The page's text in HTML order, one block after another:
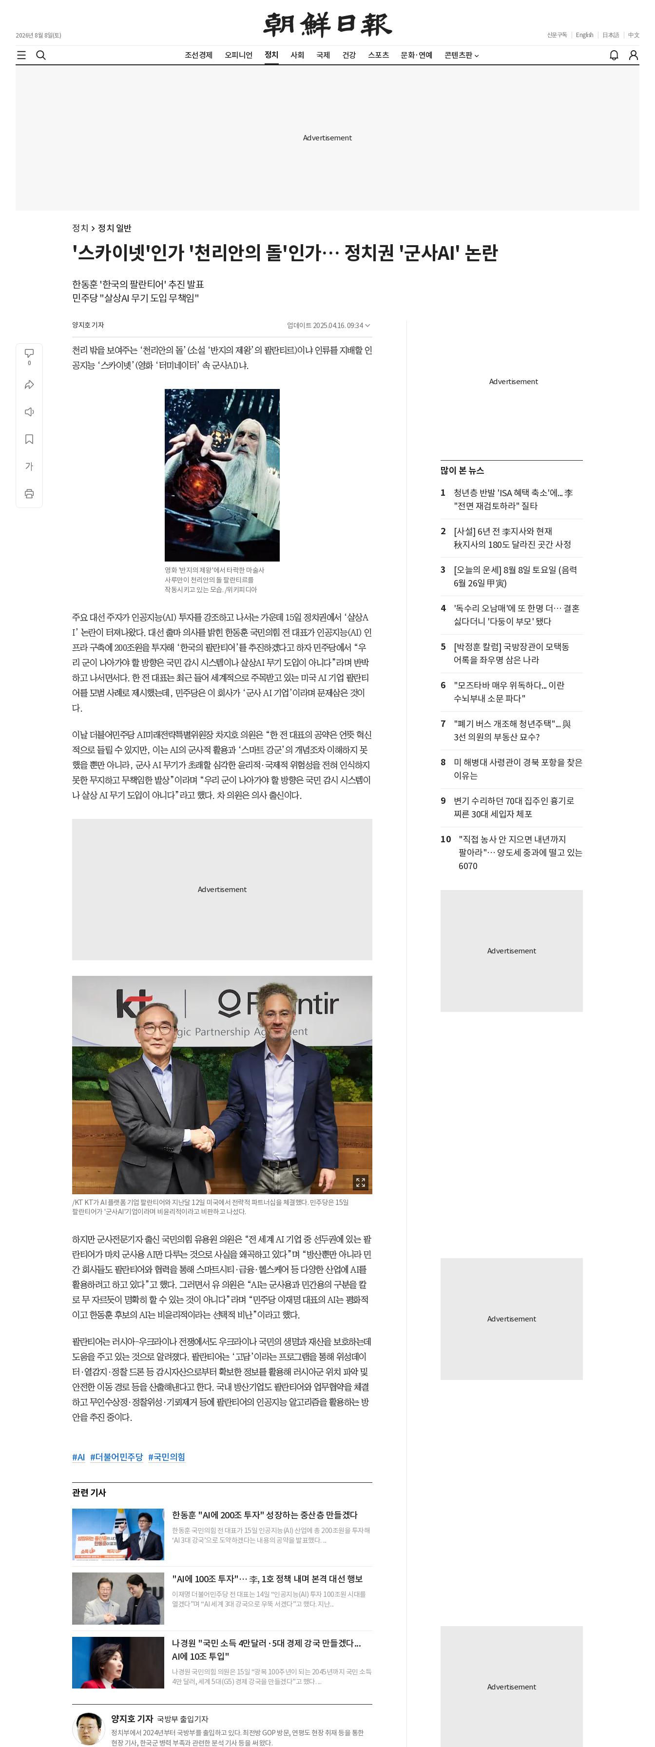
2026년 8월 8일(토) 신문구독 English 日本語 中文
조선경제 오피니언 정치 사회 국제 건강 스포츠 문화·연예 콘텐츠판
정치 정치 일반
'스카이넷'인가 '천리안의 돌'인가… 정치권 '군사AI' 논란
한동훈 '한국의 팔란티어' 추진 발표
민주당 "살상AI 무기 도입 무책임"
양지호 기자 업데이트 2025.04.16. 09:34
0
천리 밖을 보여주는 ‘천리안의 돌’(소설 ‘반지의 제왕’의 팔란티르)이냐 인류를 지배할 인
공지능 ‘스카이넷’(영화 ‘터미네이터’ 속 군사AI)냐.
영화 '반지의 제왕'에서 타락한 마술사
사루만이 천리안의 돌 팔란티르를
작동시키고 있는 모습. /위키피디아
주요 대선 주자가 인공지능(AI) 투자를 강조하고 나서는 가운데 15일 정치권에서 ‘살상A
I’ 논란이 터져나왔다. 대선 출마 의사를 밝힌 한동훈 국민의힘 전 대표가 인공지능(AI) 인
프라 구축에 200조원을 투자해 ‘한국의 팔란티어’를 추진하겠다고 하자 민주당에서 “우
리 군이 나아가야 할 방향은 국민 감시 시스템이나 살상AI 무기 도입이 아니다”라며 반박
하고 나서면서다. 한 전 대표는 최근 들어 세계적으로 주목받고 있는 미국 AI 기업 팔란티
어를 모범 사례로 제시했는데, 민주당은 이 회사가 ‘군사 AI 기업’이라며 문제삼은 것이
다.
이날 더불어민주당 AI미래전략특별위원장 차지호 의원은 “한 전 대표의 공약은 언뜻 혁신
적으로 들릴 수 있지만, 이는 AI의 군사적 활용과 ‘스마트 강군’의 개념조차 이해하지 못
했을 뿐만 아니라, 군사 AI 무기가 초래할 심각한 윤리적·국제적 위험성을 전혀 인식하지
못한 무지하고 무책임한 발상”이라며 “우리 군이 나아가야 할 방향은 국민 감시 시스템이
나 살상 AI 무기 도입이 아니다”라고 했다. 차 의원은 의사 출신이다.
/KT KT가 AI 플랫폼 기업 팔란티어와 지난달 12일 미국에서 전략적 파트너십을 체결했다. 민주당은 15일
팔란티어가 '군사AI'기업이라며 비윤리적이라고 비판하고 나섰다.
하지만 군사전문기자 출신 국민의힘 유용원 의원은 “전 세계 AI 기업 중 선두권에 있는 팔
란티어가 마치 군사용 AI만 다루는 것으로 사실을 왜곡하고 있다”며 “방산뿐만 아니라 민
간 회사들도 팔란티어와 협력을 통해 스마트시티·금융·헬스케어 등 다양한 산업에 AI를
활용하려고 하고 있다”고 했다. 그러면서 유 의원은 “AI는 군사용과 민간용의 구분을 칼
로 무 자르듯이 명확히 할 수 있는 것이 아니다”라며 “민주당 이재명 대표의 AI는 평화적
이고 한동훈 후보의 AI는 비윤리적이라는 선택적 비난”이라고 했다.
팔란티어는 러시아-우크라이나 전쟁에서도 우크라이나 국민의 생명과 재산을 보호하는데
도움을 주고 있는 것으로 알려졌다. 팔란티어는 ‘고담’이라는 프로그램을 통해 위성데이
터·열감지·정찰 드론 등 감시자산으로부터 확보한 정보를 활용해 러시아군 위치 파악 및
안전한 이동 경로 등을 산출해낸다고 한다. 국내 방산기업도 팔란티어와 업무협약을 체결
하고 무인수상정·정찰위성·기뢰제거 등에 팔란티어의 인공지능 알고리즘을 활용하는 방
안을 추진 중이다.
#AI #더불어민주당 #국민의힘
관련 기사
한동훈 "AI에 200조 투자" 성장하는 중산층 만들겠다
한동훈 국민의힘 전 대표가 15일 인공지능(AI) 산업에 총 200조원을 투자해
‘AI 3대 강국’으로 도약하겠다는 내용의 공약을 발표했다. ...
"AI에 100조 투자"… 李, 1호 정책 내며 본격 대선 행보
이재명 더불어민주당 전 대표는 14일 “인공지능(AI) 투자 100조원 시대를
열겠다”며 “AI 세계 3대 강국으로 우뚝 서겠다”고 했다. 지난...
나경원 "국민 소득 4만달러·5대 경제 강국 만들겠다...
AI에 10조 투입"
나경원 국민의힘 의원은 15일 “광복 100주년이 되는 2045년까지 국민 소득
4만 달러, 세계 5대(G5) 경제 강국을 만들겠다”고 했다. ...
양지호 기자 국방부 출입기자
정치부에서 2024년부터 국방부를 출입하고 있다. 최전방 GOP 방문, 연평도 현장 취재 등을 통한
현장 기사, 한국군 병력 부족과 관련한 분석 기사 등을 써 왔다.
많이 본 뉴스
1
청년층 반발 'ISA 혜택 축소'에... 李
"전면 재검토하라" 질타
2
[사설] 6년 전 李지사와 현재
秋지사의 180도 달라진 곳간 사정
3
[오늘의 운세] 8월 8일 토요일 (음력
6월 26일 甲寅)
4
'독수리 오남매'에 또 한명 더… 결혼
싫다더니 '다둥이 부모' 됐다
5
[박정훈 칼럼] 국방장관이 모택동
어록을 좌우명 삼은 나라
6
"모즈타바 매우 위독하다... 이란
수뇌부내 소문 파다"
7
"폐기 버스 개조해 청년주택"... 與
3선 의원의 부동산 묘수?
8
미 해병대 사령관이 경북 포항을 찾은
이유는
9
변기 수리하던 70대 집주인 흉기로
찌른 30대 세입자 체포
10
"직접 농사 안 지으면 내년까지
팔아라"… 양도세 중과에 떨고 있는
6070